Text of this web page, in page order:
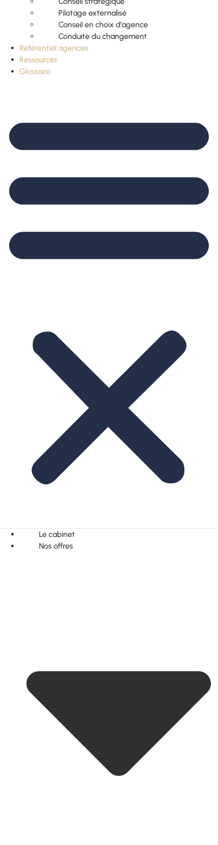
Pilotage externalisé
Conseil en choix d’agence
Conduite du changement
Référentiel agences
Ressources
Glossaire
Le cabinet
Nos offres